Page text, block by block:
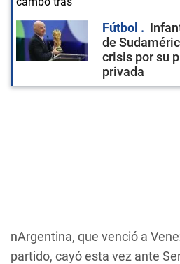
Fútbol
de
crisis por su
privada
nArgentina, que venció a
partido, cayó esta vez ante